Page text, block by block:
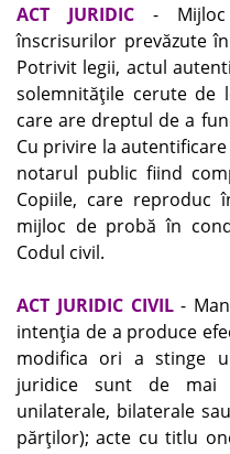
ACT JURIDIC -
înscrisurilor prevăzute
Potrivit legii, actul
solemnităţile cerute de
care are dreptul de a
Cu privire la autentificare
notarul public fiind
Copiile, care reproduc
mijloc de probă în
Codul civil.
ACT JURIDIC CIVIL-
intenţia de a produce
modifica ori a stinge
juridice sunt de mai
unilaterale, bilaterale
părţilor); acte cu titlu